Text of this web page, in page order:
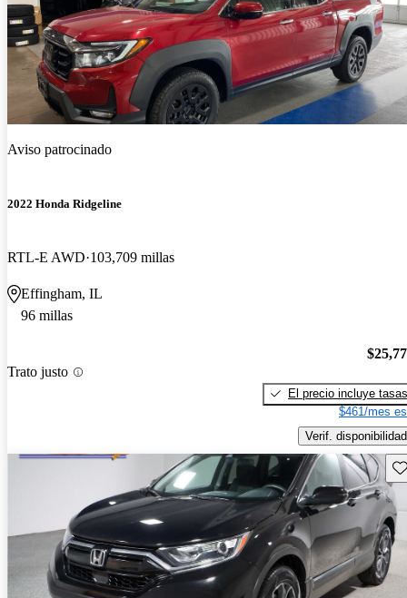
Aviso patrocinado
2022 Honda Ridgeline
RTL-E AWD 103,709 millas
Effingham, IL
96 millas
Trato justo
El precio incluye tasas
$461/mes
Verif. disponibilidad